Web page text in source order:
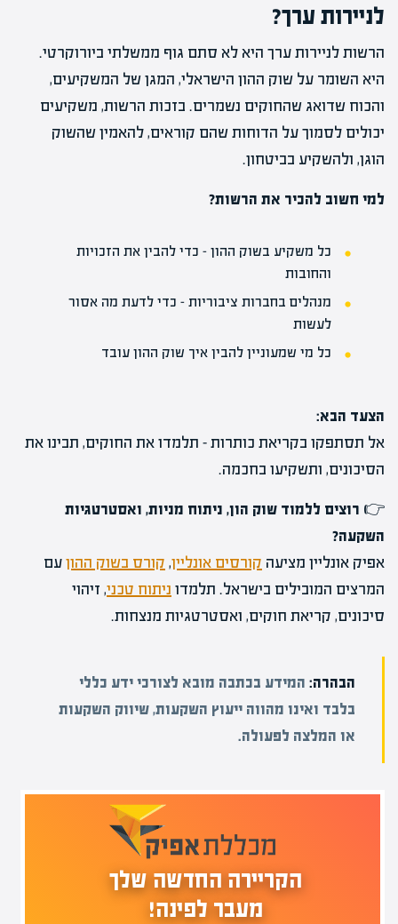
לניירות ערך?
הרשות לניירות ערך היא לא סתם גוף ממשלתי ביורוקרטי.
היא השומר על שוק ההון הישראלי, המגן של המשקיעים,
והכוח שדואג שהחוקים נשמרים. בזכות הרשות, משקיעים
יכולים לסמוך על הדוחות שהם קוראים, להאמין שהשוק
הוגן, ולהשקיע בביטחון.
למי חשוב להכיר את הרשות?
כל משקיע בשוק ההון – כדי להבין את הזכויות
והחובות
מנהלים בחברות ציבוריות – כדי לדעת מה אסור
לעשות
כל מי שמעוניין להבין איך שוק ההון עובד
הצעד הבא:
אל תסתפקו בקריאת כותרות – תלמדו את החוקים, תבינו את
הסיכונים, ותשקיעו בחכמה.
👉 רוצים ללמוד שוק הון, ניתוח מניות, ואסטרטגיות
השקעה?
אפיק אונליין מציעה קורסים אונליין, קורס בשוק ההוןעם
המרצים המובילים בישראל. תלמדו ניתוח טכני, זיהוי
סיכונים, קריאת חוקים, ואסטרטגיות מנצחות.
הבהרה: המידע בכתבה מובא לצורכי ידע כללי
בלבד ואינו מהווה ייעוץ השקעות, שיווק השקעות
או המלצה לפעולה.
הקריירה החדשה שלך
מעבר לפינה!